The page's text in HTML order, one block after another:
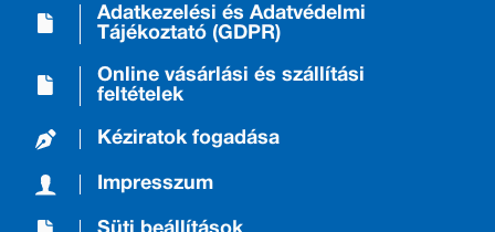
Adatkezelési és Adatvédelmi
Tájékoztató (GDPR)
Online vásárlási és szállítási
feltételek
Kéziratok fogadása
Impresszum